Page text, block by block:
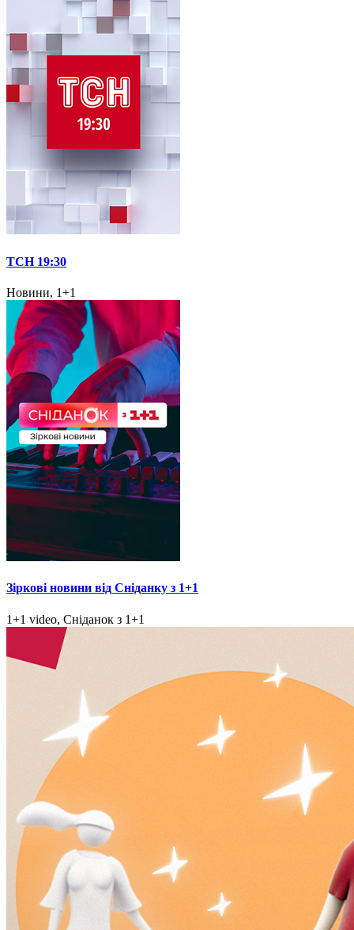
ТСН 19:30
Новини, 1+1
Зіркові новини від Сніданку з 1+1
1+1 video, Сніданок з 1+1